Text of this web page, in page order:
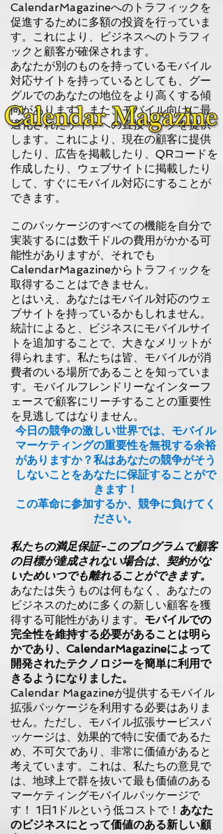
CalendarMagazineへのトラフィックを
促進するために多額の投資を行っていま
す。これにより、ビジネスへのトラフィ
ックと顧客が確保されます。
あなたが別のものを持っているモバイル
対応サイトを持っているとしても、グー
グルでのあなたの地位をより高くする傾
向があります。また、モバイル向けに最
適化されたサイトへの直接リンクを提供
します。これにより、現在の顧客に提供
したり、広告を掲載したり、QRコードを
作成したり、ウェブサイトに掲載したり
して、すぐにモバイル対応にすることが
できます。
このパッケージのすべての機能を自分で
実装するには数千ドルの費用がかかる可
能性がありますが、それでも
CalendarMagazineからトラフィックを
取得することはできません。
とはいえ、あなたはモバイル対応のウェ
ブサイトを持っているかもしれません。
統計によると、ビジネスにモバイルサイ
トを追加することで、大きなメリットが
得られます。私たちは皆、モバイルが消
費者のいる場所であることを知っていま
す。モバイルフレンドリーなインターフ
ェースで顧客にリーチすることの重要性
を見逃してはなりません。
今日の競争の激しい世界では、モバイル
マーケティングの重要性を無視する余裕
がありますか？私はあなたの競争がそう
しないことをあなたに保証することがで
きます！
この革命に参加するか、競争に負けてく
ださい。
私たちの満足保証-このプログラムで顧客
の目標が達成されない場合は、契約がな
いためいつでも離れることができます。
あなたは失うものは何もなく、あなたの
ビジネスのために多くの新しい顧客を獲
得する可能性があります。 モバイルでの
完全性を維持する必要があることは明ら
かであり、CalendarMagazineによって
開発されたテクノロジーを簡単に利用で
きるようになりました。
Calendar Magazineが提供するモバイル
拡張パッケージを利用する必要はありま
せん。ただし、モバイル拡張サービスパ
ッケージは、効果的で特に安価であるた
め、不可欠であり、非常に価値があると
考えています。これは、私たちの意見で
は、地球上で群を抜いて最も価値のある
マーケティングモバイルパッケージで
す！ 1日1ドルという低コストで！ あなた
のビジネスにとって価値のある新しい顧